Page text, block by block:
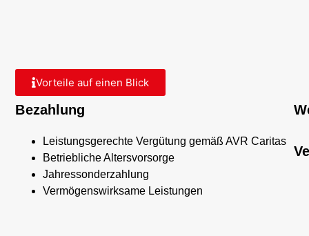
Vorteile auf einen Blick
Bezahlung
Leistungsgerechte Vergütung gemäß AVR Caritas
Betriebliche Altersvorsorge
Jahressonderzahlung
Vermögenswirksame Leistungen